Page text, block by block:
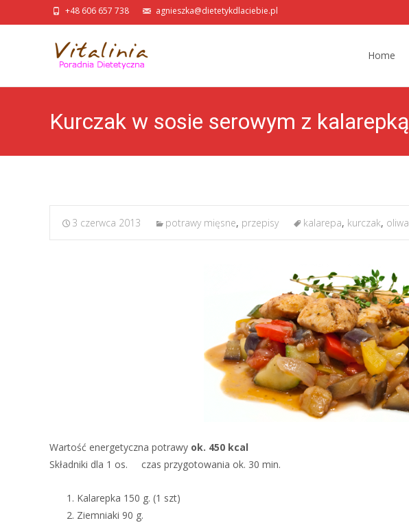
+48 606 657 738 agnieszka@dietetykdlaciebie.pl
Home
Kurczak w sosie serowym z kalarepką
3 czerwca 2013 potrawy mięsne, przepisy kalarepa, kurczak, oliwa
Wartość energetyczna potrawy ok. 450 kcal
Składniki dla 1 os.
czas przygotowania ok. 30 min.
Kalarepka 150 g. (1 szt)
Ziemniaki 90 g.